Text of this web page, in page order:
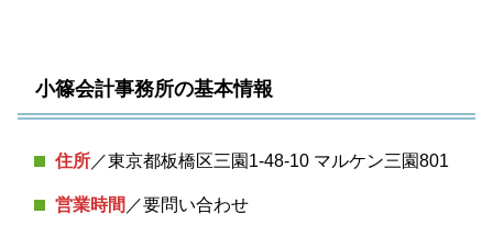
小篠会計事務所の基本情報
住所／東京都板橋区三園1-48-10 マルケン三園801
営業時間 ／要問い合わせ